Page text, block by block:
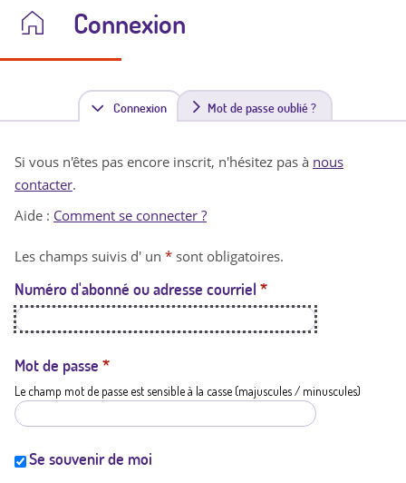
Connexion
Connexion(
n
t
a
t
i
Mot de passe oublié ?
Si vous n'êtes pas encore inscrit, n'hésitez pas à nous
contacter.
Aide : Comment se connecter ?
Les champs suivis d' un * sont obligatoires.
Numéro d'abonné ou adresse courriel *
Mot de passe *
Le champ mot de passe est sensible à la casse (majuscules / minuscules)
Se souvenir de moi